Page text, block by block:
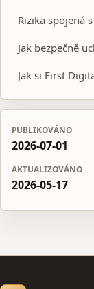
Rizika spojená
Jak bezpečně
Jak si First
PUBLIKOVÁNO
2026-07-01
AKTUALIZOVÁNO
2026-05-17